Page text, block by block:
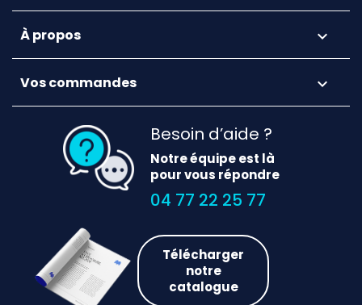
À propos 
Vos commandes 
Besoin d’aide ?
Notre équipe est là
pour vous répondre
04 77 22 25 77
Télécharger
notre
catalogue